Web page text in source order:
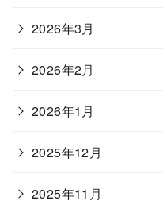
2026年3月
2026年2月
2026年1月
2025年12月
2025年11月